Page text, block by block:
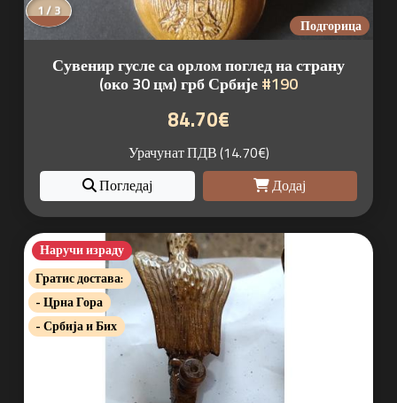
Подгорица
1 / 3
Сувенир гусле са орлом поглед на страну
(око 30 цм) грб Србије#190
84.70€
Урачунат ПДВ (14.70€)
Погледај
Додај
Наручи израду
Гратис достава:
- Црна Гора
- Србија и Бих